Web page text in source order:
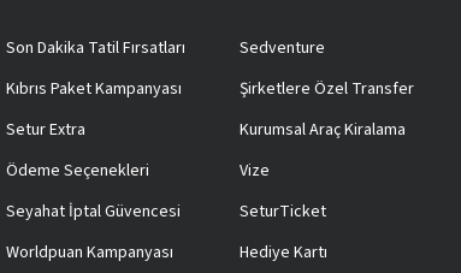
Son Dakika Tatil Fırsatları
Kıbrıs Paket Kampanyası
Setur Extra
Ödeme Seçenekleri
Seyahat İptal Güvencesi
Worldpuan Kampanyası
Sedventure
Şirketlere Özel Transfer
Kurumsal Araç Kiralama
Vize
SeturTicket
Hediye Kartı